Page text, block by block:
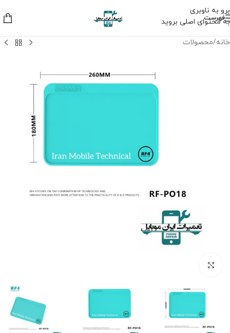
برو به ناوبری
به محتوای اصلی بروید
فهرست
خانه/محصولات